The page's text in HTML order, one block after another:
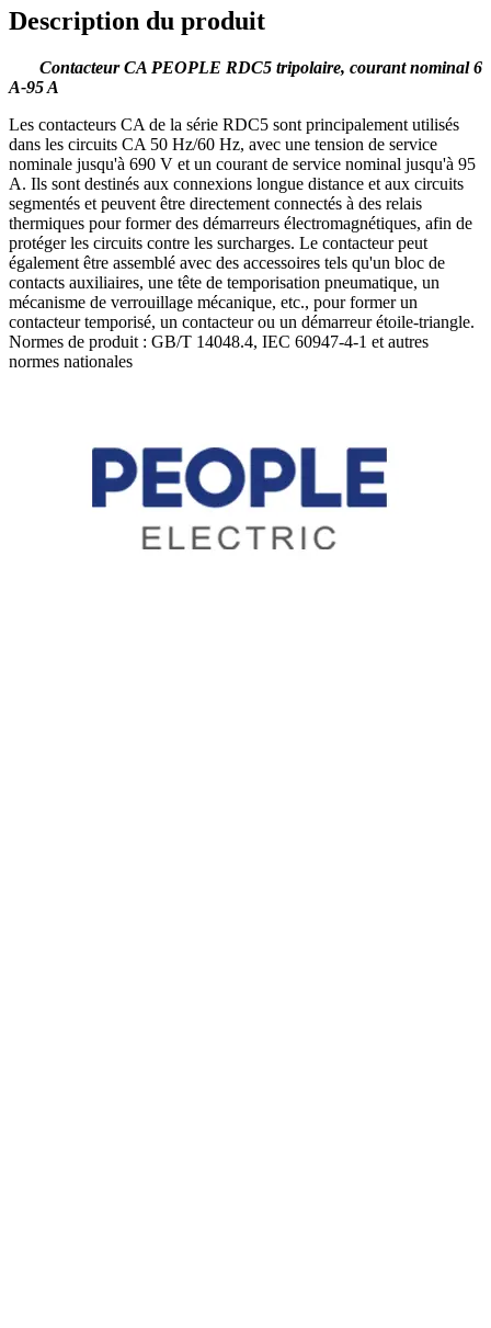
Description du produit
Contacteur CA PEOPLE RDC5 tripolaire, courant nominal 6
A-95 A
Les contacteurs CA de la série RDC5 sont principalement utilisés
dans les circuits CA 50 Hz/60 Hz, avec une tension de service
nominale jusqu'à 690 V et un courant de service nominal jusqu'à 95
A. Ils sont destinés aux connexions longue distance et aux circuits
segmentés et peuvent être directement connectés à des relais
thermiques pour former des démarreurs électromagnétiques, afin de
protéger les circuits contre les surcharges. Le contacteur peut
également être assemblé avec des accessoires tels qu'un bloc de
contacts auxiliaires, une tête de temporisation pneumatique, un
mécanisme de verrouillage mécanique, etc., pour former un
contacteur temporisé, un contacteur ou un démarreur étoile-triangle.
Normes de produit : GB/T 14048.4, IEC 60947-4-1 et autres
normes nationales